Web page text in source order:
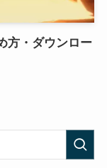
方・ダウンロー